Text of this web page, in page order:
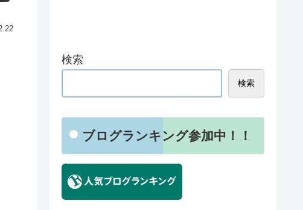
検索
検索
ブログランキング参加中！！